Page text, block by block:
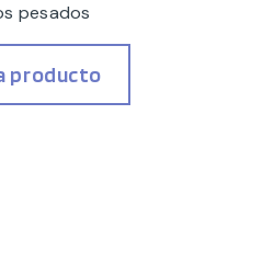
pesados
producto